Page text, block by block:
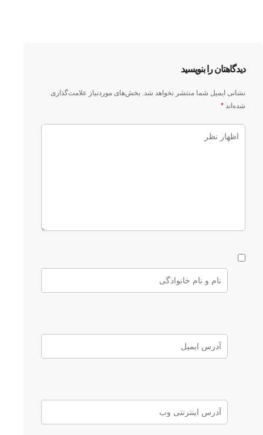
دیدگاهتان را بنویسید
نشانی ایمیل شما منتشر نخواهد شد. بخش‌های موردنیاز علامت‌گذاری
شده‌اند *